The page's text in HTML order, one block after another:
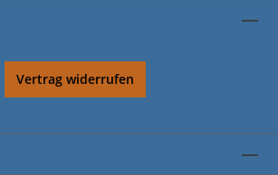
Vertrag widerrufen